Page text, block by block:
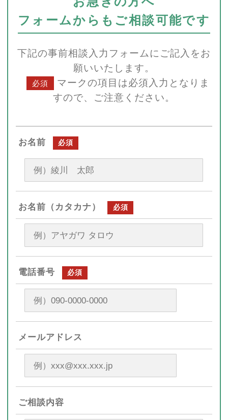
フォームからもご相談可能です
下記の事前相談入力フォームにご記入をお
願いいたします。
必須
マークの項目は必須入力となりま
すので、ご注意ください。
お名前 必須
お名前（カタカナ） 必須
電話番号 必須
メールアドレス
ご相談内容